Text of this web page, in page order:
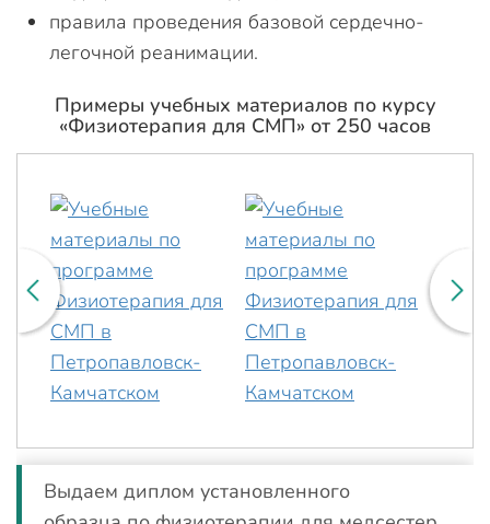
правила проведения базовой сердечно-
легочной реанимации.
Примеры учебных материалов по курсу
«Физиотерапия для СМП» от 250 часов
Выдаем диплом установленного